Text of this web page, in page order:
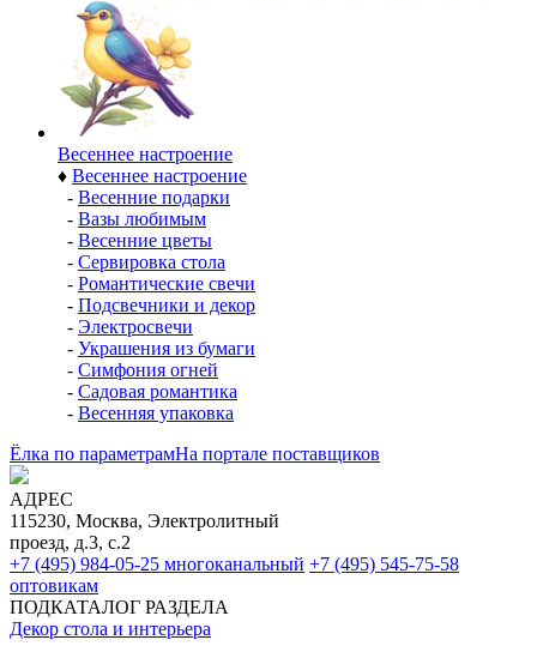
Весеннее настроение
♦ Весеннее настроение
- Весенние подарки
- Вазы любимым
- Весенние цветы
- Сервировка стола
- Романтические свечи
- Подсвечники и декор
- Электросвечи
- Украшения из бумаги
- Симфония огней
- Садовая романтика
- Весенняя упаковка
Ёлка по параметрамНа портале поставщиков
АДРЕС
115230, Москва, Электролитный
проезд, д.3, с.2
+7 (495) 984-05-25 многоканальный +7 (495) 545-75-58
оптовикам
ПОДКАТАЛОГ РАЗДЕЛА
Декор стола и интерьера